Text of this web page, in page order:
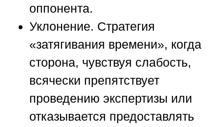
оппонента.
Уклонение. Стратегия
«затягивания времени», когда
сторона, чувствуя слабость,
всячески препятствует
проведению экспертизы или
отказывается предоставлять